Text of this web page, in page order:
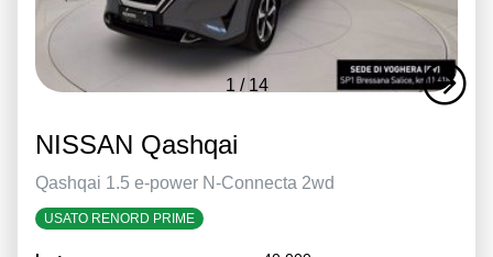
1 / 14
NISSAN Qashqai
Qashqai 1.5 e-power N-Connecta 2wd
USATO RENORD PRIME